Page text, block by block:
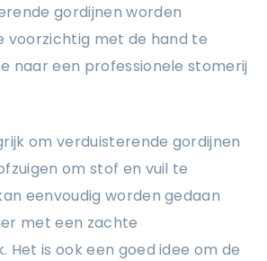
gordijnen worden
voorzichtig met de hand te
naar een professionele stomerij
om verduisterende gordijnen
om stof en vuil te
eenvoudig worden gedaan
met een zachte
Het is ook een goed idee om de